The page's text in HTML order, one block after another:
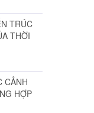
TRÚC
THỜI
CẢNH
HỢP